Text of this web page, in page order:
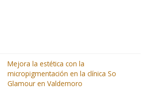
Mejora la estética con la
micropigmentación en la clínica So
Glamour en Valdemoro